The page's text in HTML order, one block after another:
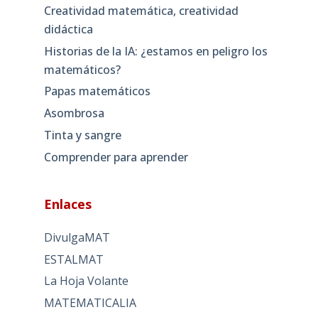
Creatividad matemática, creatividad
didáctica
Historias de la IA: ¿estamos en peligro los
matemáticos?
Papas matemáticos
Asombrosa
Tinta y sangre
Comprender para aprender
Enlaces
DivulgaMAT
ESTALMAT
La Hoja Volante
MATEMATICALIA